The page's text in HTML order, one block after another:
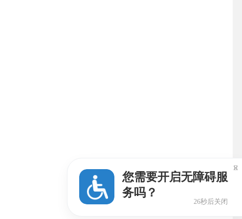
您需要开启无障碍服
务吗？
25秒后关闭
